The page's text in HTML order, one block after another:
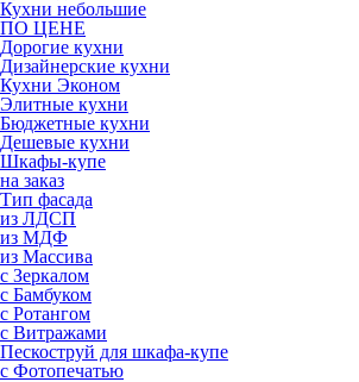
Кухни небольшие
ПО ЦЕНЕ
Дорогие кухни
Дизайнерские кухни
Кухни Эконом
Элитные кухни
Бюджетные кухни
Дешевые кухни
Шкафы-купе
на заказ
Тип фасада
из ЛДСП
из МДФ
из Массива
с Зеркалом
с Бамбуком
с Ротангом
с Витражами
Пескоструй для шкафа-купе
с Фотопечатью